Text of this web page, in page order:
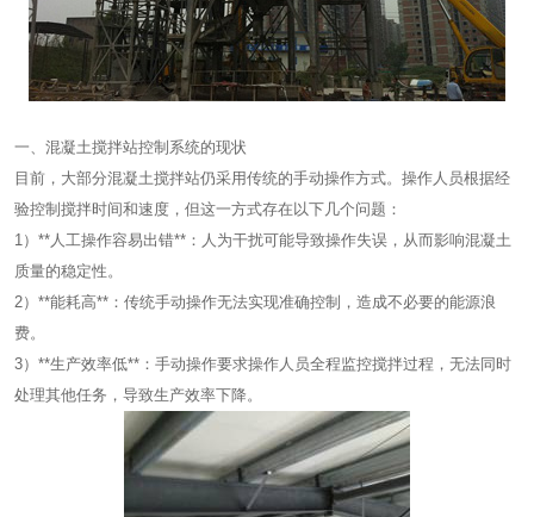
一、混凝土搅拌站控制系统的现状
目前，大部分混凝土搅拌站仍采用传统的手动操作方式。操作人员根据经
验控制搅拌时间和速度，但这一方式存在以下几个问题：
1）**人工操作容易出错**：人为干扰可能导致操作失误，从而影响混凝土
质量的稳定性。
2）**能耗高**：传统手动操作无法实现准确控制，造成不必要的能源浪
费。
3）**生产效率低**：手动操作要求操作人员全程监控搅拌过程，无法同时
处理其他任务，导致生产效率下降。